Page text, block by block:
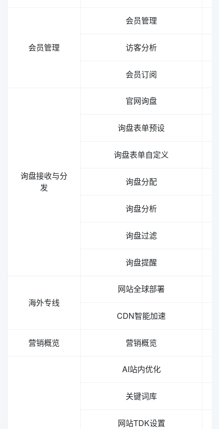
会员管理
会员管理
访客分析
会员订阅
询盘接收与分
发
官网询盘
询盘表单预设
询盘表单自定义
询盘分配
询盘分析
询盘过滤
询盘提醒
海外专线
网站全球部署
CDN智能加速
营销概览 营销概览
AI站内优化
关键词库
网站TDK设置